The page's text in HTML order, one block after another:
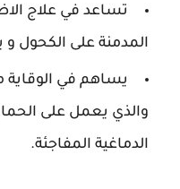
تساعد في علاج
المدمنة على الكحول
يساهم في
والذي يعمل على
الدماغية المفاجئة.